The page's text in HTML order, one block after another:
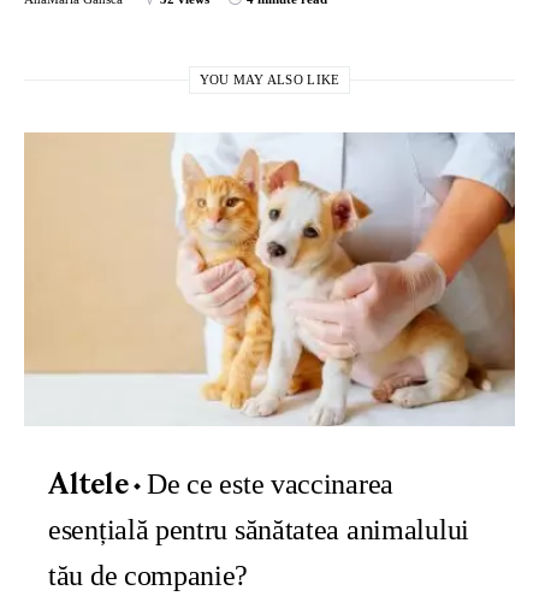
YOU MAY ALSO LIKE
Altele
De ce este vaccinarea
esențială pentru sănătatea animalului
tău de companie?